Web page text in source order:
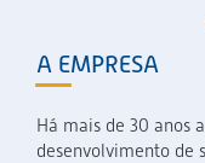
A EMPRESA
Há mais de 30 anos
desenvolvimento de